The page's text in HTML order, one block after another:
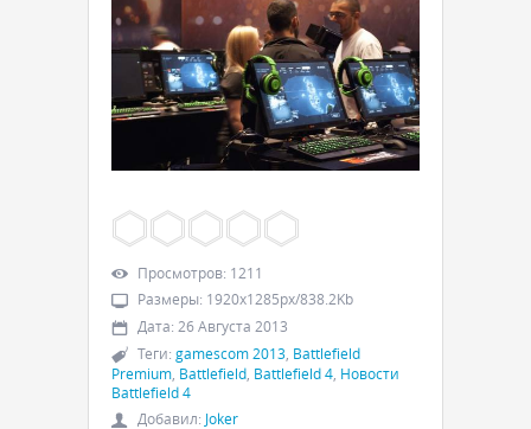
Просмотров: 1211
Размеры: 1920x1285px/838.2Kb
Дата: 26 Августа 2013
Теги: gamescom 2013 Battlefield
Premium Battlefield Battlefield 4 Новости
Battlefield 4
Добавил: Joker